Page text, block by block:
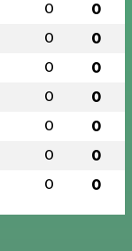
0 0
0 0
0 0
0 0
0 0
0 0
0 0